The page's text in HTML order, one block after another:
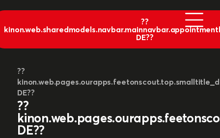
??
DE??
??
DE??
??
DE??